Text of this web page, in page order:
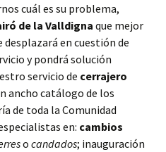
cuál es su problema,
de la Valldigna que mejor
en cuestión de
y pondrá solución
servicio de cerrajero
ancho catálogo de los
de toda la Comunidad
en: cambios
o candados; inauguración